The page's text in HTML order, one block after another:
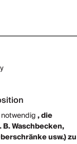
, die
Waschbecken,
usw.) zu